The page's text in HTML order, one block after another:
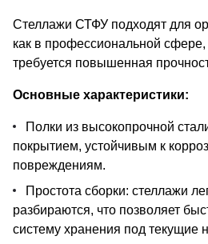
Стеллажи СТФУ подходят для
как в профессиональной сфере,
требуется повышенная
Основные характеристики:
Полки из высокопрочной
покрытием, устойчивым к
повреждениям.
Простота сборки: стеллажи
разбираются, что позволяет
систему хранения под текущие